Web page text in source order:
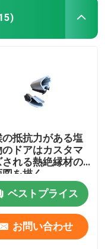
の抵抗力がある塩
のドアはカスタマ
される熱絶縁材の
を描く
ベストプライス
お問い合わせ